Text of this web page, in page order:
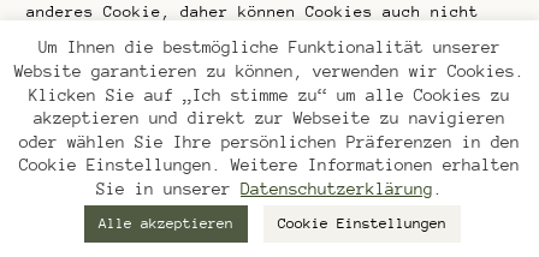
anderes Cookie, daher können Cookies auch nicht
werden.
Die so erhaltenen Informationen dienen dazu,
Conversion-Statistiken für Ads-Kunden über die
Gesamtanzahl der Nutzer, die auf ihre Anzeige
geklickt haben und zu einer mit einem Conversion-
Tracking-Tag versehenen Seite weitergeleitet
wurden, zu erstellen.
Sie können damit nicht persönlich identifiziert
Um Ihnen die bestmögliche Funktionalität unserer
Website garantieren zu können, verwenden wir Cookies.
Klicken Sie auf „Ich stimme zu“ um alle Cookies zu
akzeptieren und direkt zur Webseite zu navigieren
oder wählen Sie Ihre persönlichen Präferenzen in den
Cookie Einstellungen. Weitere Informationen erhalten
Sie in unserer Datenschutzerklärung
Alle akzeptieren Cookie Einstellungen